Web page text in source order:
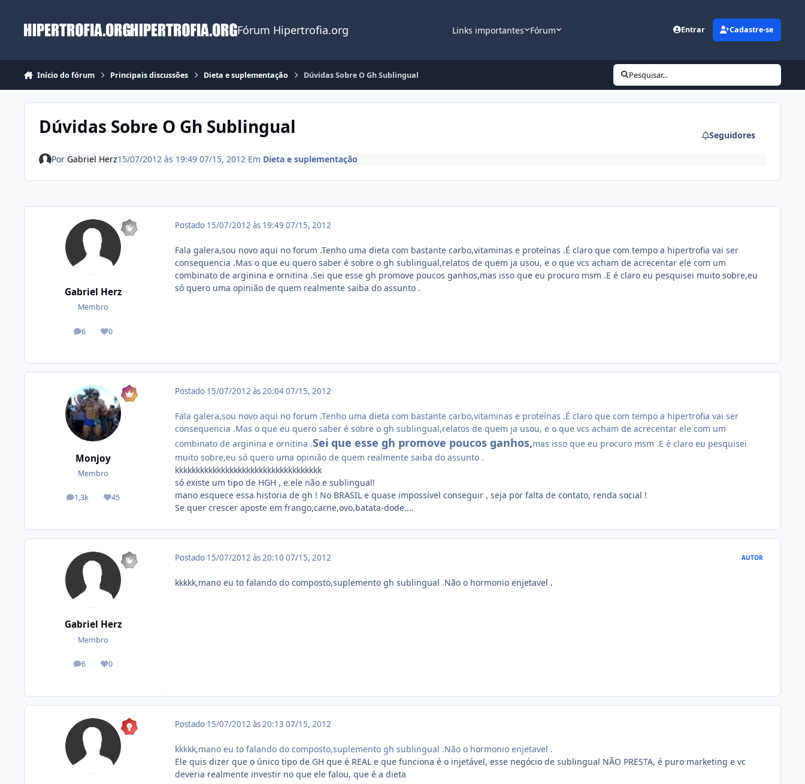
Fórum Hipertrofia.org Links importantes Fórum Entrar Cadastre-se
Início do fórum Principais discussões Dieta e suplementação Dúvidas Sobre O Gh Sublingual Pesquisar...
Dúvidas Sobre O Gh Sublingual Seguidores
Por Gabriel Herz15/07/2012 às 19:49 07/15, 2012 Em Dieta e suplementação
Gabriel Herz
Membro
6
posts 0
Reputação
Postado 15/07/2012 às 19:49 07/15, 2012
Fala galera,sou novo aqui no forum .Tenho uma dieta com bastante carbo,vitaminas e proteínas .É claro que com tempo a hipertrofia vai ser
consequencia .Mas o que eu quero saber é sobre o gh sublingual,relatos de quem ja usou, e o que vcs acham de acrecentar ele com um
combinato de arginina e ornitina .Sei que esse gh promove poucos ganhos,mas isso que eu procuro msm .E é claro eu pesquisei muito sobre,eu
só quero uma opinião de quem realmente saiba do assunto .
Monjoy
Membro
1,3k
posts 45
Reputação
Postado 15/07/2012 às 20:0407/15, 2012
Fala galera,sou novo aqui no forum .Tenho uma dieta com bastante carbo,vitaminas e proteínas .É claro que com tempo a hipertrofia vai ser
consequencia .Mas o que eu quero saber é sobre o gh sublingual,relatos de quem ja usou, e o que vcs acham de acrecentar ele com um
combinato de arginina e ornitina .Sei que esse gh promove poucos ganhos,mas isso que eu procuro msm .E é claro eu pesquisei
muito sobre,eu só quero uma opinião de quem realmente saiba do assunto .
kkkkkkkkkkkkkkkkkkkkkkkkkkkkkkkkkkk
só existe um tipo de HGH , e ele não e sublingual!
mano esquece essa historia de gh ! No BRASIL e quase impossível conseguir , seja por falta de contato, renda social !
Se quer crescer aposte em frango,carne,ovo,batata-dode....
Gabriel Herz
Membro
6
posts 0
Reputação
Postado 15/07/2012 às 20:10 07/15, 2012 AUTOR
kkkkk,mano eu to falando do composto,suplemento gh sublingual .Não o hormonio enjetavel .
Postado 15/07/2012 às 20:13 07/15, 2012
kkkkk,mano eu to falando do composto,suplemento gh sublingual .Não o hormonio enjetavel .
Ele quis dizer que o único tipo de GH que é REAL e que funciona é o injetável, esse negócio de sublingual NÃO PRESTA, é puro marketing e vc
deveria realmente investir no que ele falou, que é a dieta